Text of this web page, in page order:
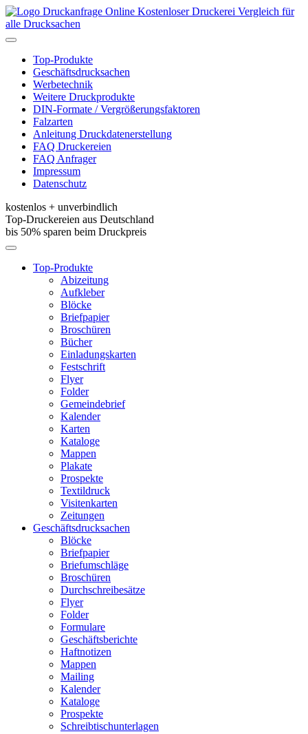
Kostenloser Druckerei Vergleich für
alle Drucksachen
Toggle
navigationTop-Produkte
Geschäftsdrucksachen
Werbetechnik
Weitere Druckprodukte
DIN-Formate / Vergrößerungsfaktoren
Falzarten
Anleitung Druckdatenerstellung
FAQ Druckereien
FAQ Anfrager
Impressum
Datenschutz
kostenlos + unverbindlich
Top-Druckereien aus Deutschland
bis 50% sparen beim Druckpreis
Toggle
navigationTop-Produkte
Abizeitung
Aufkleber
Blöcke
Briefpapier
Broschüren
Bücher
Einladungskarten
Festschrift
Flyer
Folder
Gemeindebrief
Kalender
Karten
Kataloge
Mappen
Plakate
Prospekte
Textildruck
Visitenkarten
Zeitungen
Geschäftsdrucksachen
Blöcke
Briefpapier
Briefumschläge
Broschüren
Durchschreibesätze
Flyer
Folder
Formulare
Geschäftsberichte
Haftnotizen
Mappen
Mailing
Kalender
Kataloge
Prospekte
Schreibtischunterlagen